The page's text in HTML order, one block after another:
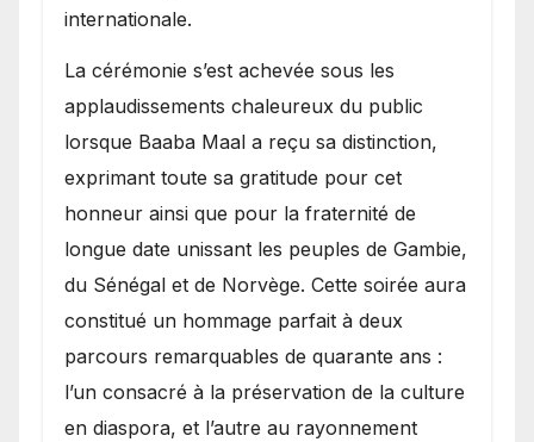
internationale.
​La cérémonie s’est achevée sous les
applaudissements chaleureux du public
lorsque Baaba Maal a reçu sa distinction,
exprimant toute sa gratitude pour cet
honneur ainsi que pour la fraternité de
longue date unissant les peuples de Gambie,
du Sénégal et de Norvège. Cette soirée aura
constitué un hommage parfait à deux
parcours remarquables de quarante ans :
l’un consacré à la préservation de la culture
en diaspora, et l’autre au rayonnement